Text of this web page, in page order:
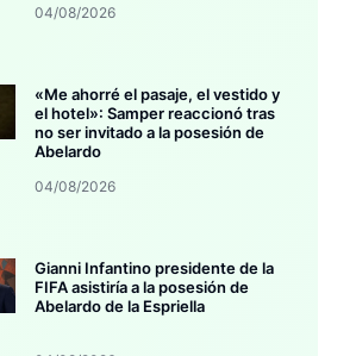
04/08/2026
«Me ahorré el pasaje, el vestido y
el hotel»: Samper reaccionó tras
no ser invitado a la posesión de
Abelardo
04/08/2026
Gianni Infantino presidente de la
FIFA asistiría a la posesión de
Abelardo de la Espriella